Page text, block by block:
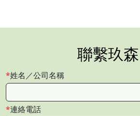
聯繫玖森
姓名／公司名稱
連絡電話